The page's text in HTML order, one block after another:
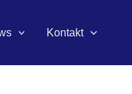
Kontakt